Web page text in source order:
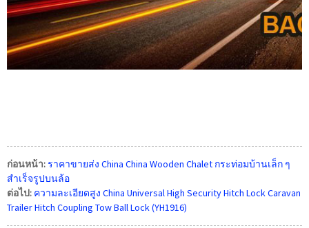
ก่อนหน้า:ราคาขายส่ง China China Wooden Chalet กระท่อมบ้านเล็ก ๆ
สำเร็จรูปบนล้อ
ต่อไป: ความละเอียดสูง China Universal High Security Hitch Lock Caravan
Trailer Hitch Coupling Tow Ball Lock (YH1916)